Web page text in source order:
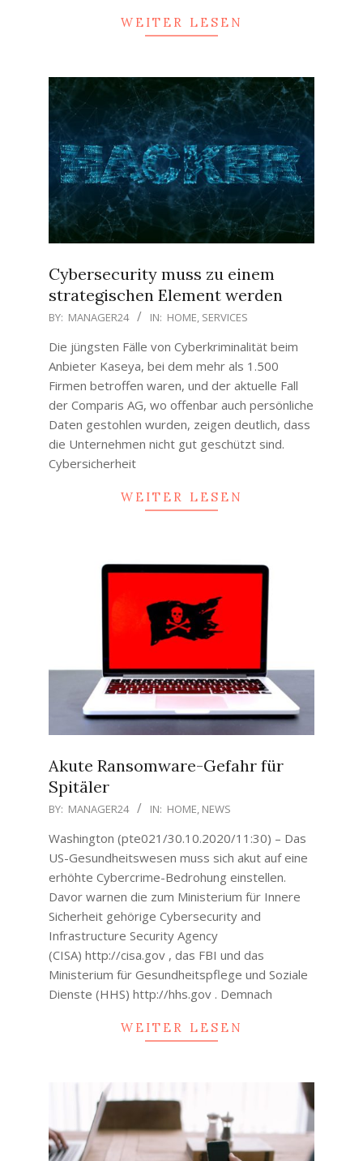
WEITER LESEN
Cybersecurity muss zu einem
strategischen Element werden
2021-
28
BY: MANAGER24 IN: HOME, SERVICES
Die jüngsten Fälle von Cyberkriminalität beim
Anbieter Kaseya, bei dem mehr als 1.500
Firmen betroffen waren, und der aktuelle Fall
der Comparis AG, wo offenbar auch persönliche
Daten gestohlen wurden, zeigen deutlich, dass
die Unternehmen nicht gut geschützt sind.
Cybersicherheit
WEITER LESEN
Akute Ransomware-Gefahr für
Spitäler
2020-
31
BY: MANAGER24 IN: HOME NEWS
Washington (pte021/30.10.2020/11:30) – Das
US-Gesundheitswesen muss sich akut auf eine
erhöhte Cybercrime-Bedrohung einstellen.
Davor warnen die zum Ministerium für Innere
Sicherheit gehörige Cybersecurity and
Infrastructure Security Agency
(CISA) http://cisa.gov , das FBI und das
Ministerium für Gesundheitspflege und Soziale
Dienste (HHS) http://hhs.gov . Demnach
WEITER LESEN